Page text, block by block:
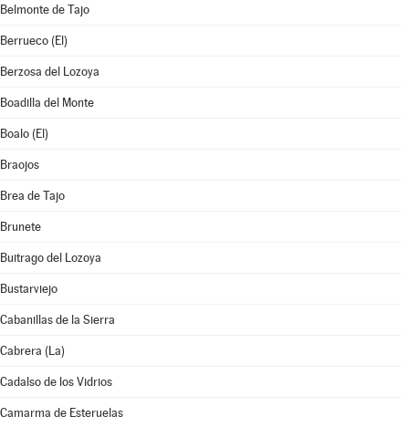
Belmonte de Tajo
Berrueco (El)
Berzosa del Lozoya
Boadilla del Monte
Boalo (El)
Braojos
Brea de Tajo
Brunete
Buitrago del Lozoya
Bustarviejo
Cabanillas de la Sierra
Cabrera (La)
Cadalso de los Vidrios
Camarma de Esteruelas